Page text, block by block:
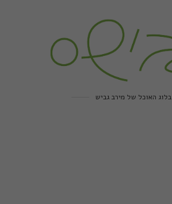
בלוג האוכל של מירב גביש